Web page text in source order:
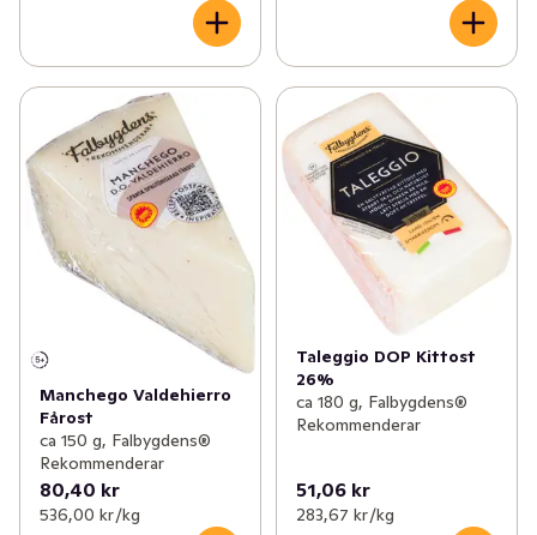
Manchego Valdehierro
Fårost
ca 150 g, Falbygdens®
Rekommenderar
80,40 kr
536,00 kr /kg
Taleggio DOP Kittost
26%
ca 180 g, Falbygdens®
Rekommenderar
51,06 kr
283,67 kr /kg